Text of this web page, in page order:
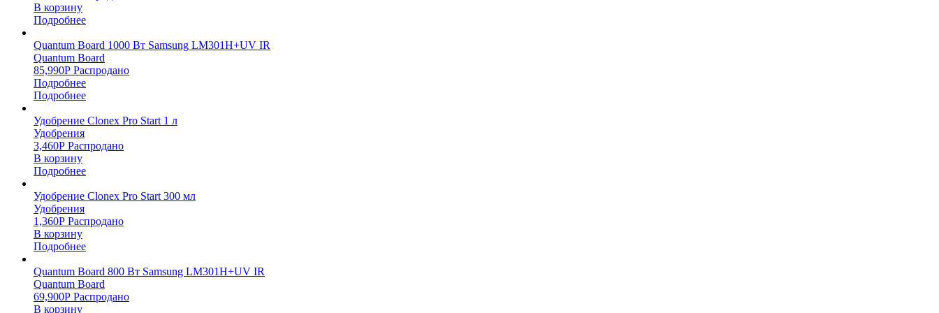
В корзину
Подробнее
Quantum Board 1000 Вт Samsung LM301H+UV IR
Quantum Board
85,990Р Распродано
Подробнее
Подробнее
Удобрение Clonex Pro Start 1 л
Удобрения
3,460Р Распродано
В корзину
Подробнее
Удобрение Clonex Pro Start 300 мл
Удобрения
1,360Р Распродано
В корзину
Подробнее
Quantum Board 800 Вт Samsung LM301H+UV IR
Quantum Board
69,900Р Распродано
В корзину